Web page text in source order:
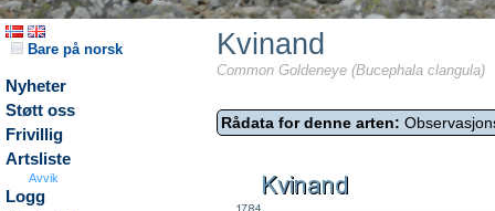
Bare på norsk
Nyheter
Støtt oss
Frivillig
Artsliste
Avvik
Logg
Kvinand
Common Goldeneye (Bucephala clangula)
Rådata for denne arten: